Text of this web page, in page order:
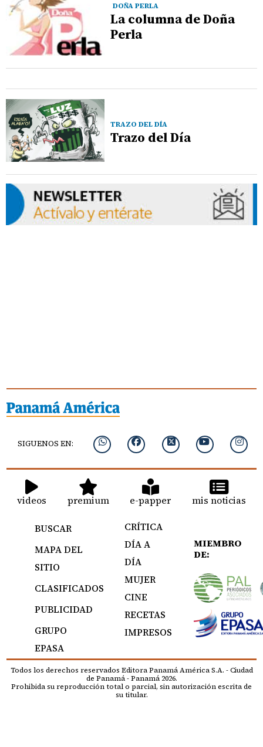
DOÑA PERLA
La columna de Doña
Perla
TRAZO DEL DÍA
Trazo del Día
SIGUENOS EN:
videos premium e-papper mis noticias
BUSCAR
MAPA DEL
SITIO
CLASIFICADOS
PUBLICIDAD
GRUPO
EPASA
CRÍTICA
DÍA A
DÍA
MUJER
CINE
RECETAS
IMPRESOS
MIEMBRO
DE:
Todos los derechos reservados Editora Panamá América S.A. - Ciudad
de Panamá - Panamá 2026.
Prohibida su reproducción total o parcial, sin autorización escrita de
su titular.